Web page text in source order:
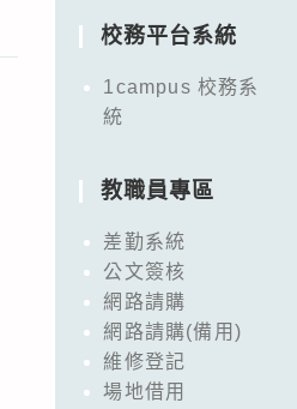
校務平台系統
1campus 校務系
統
教職員專區
差勤系統
公文簽核
網路請購
網路請購(備用)
維修登記
場地借用